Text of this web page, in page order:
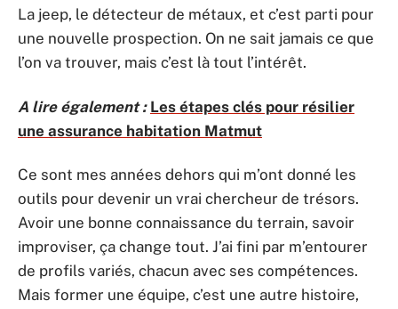
La jeep, le détecteur de métaux, et c’est parti pour
une nouvelle prospection. On ne sait jamais ce que
l’on va trouver, mais c’est là tout l’intérêt.
A lire également : Les étapes clés pour résilier
une assurance habitation Matmut
Ce sont mes années dehors qui m’ont donné les
outils pour devenir un vrai chercheur de trésors.
Avoir une bonne connaissance du terrain, savoir
improviser, ça change tout. J’ai fini par m’entourer
de profils variés, chacun avec ses compétences.
Mais former une équipe, c’est une autre histoire,